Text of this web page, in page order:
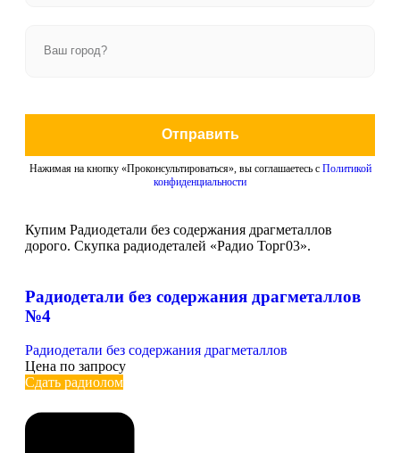
Отправить
Нажимая на кнопку «Проконсультироваться», вы соглашаетесь с Политикой
конфиденциальности
Купим Радиодетали без содержания драгметаллов
дорого. Скупка радиодеталей «Радио Торг03».
Радиодетали без содержания драгметаллов
№4
Радиодетали без содержания драгметаллов
Цена по запросу
Сдать радиолом